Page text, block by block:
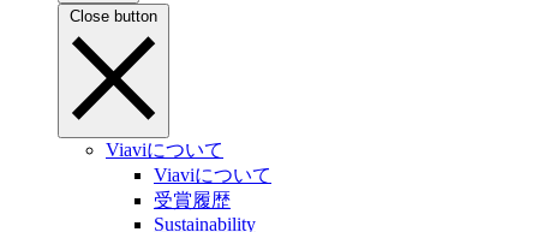
Close button
Viaviについて
Viaviについて
受賞履歴
Sustainability